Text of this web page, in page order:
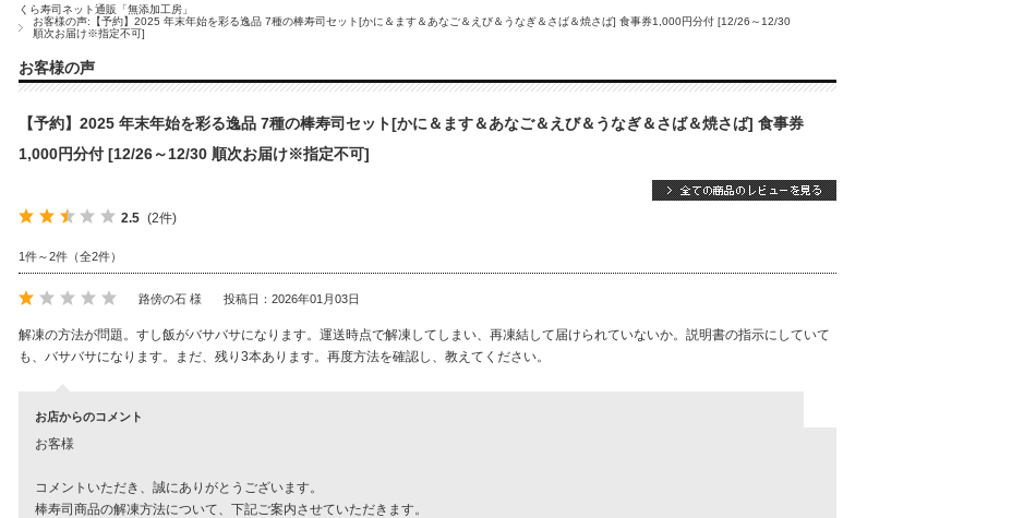
くら寿司ネット通販「無添加工房」
お客様の声:【予約】2025 年末年始を彩る逸品 7種の棒寿司セット[かに＆ます＆あなご＆えび＆うなぎ＆さば＆焼さば] 食事券1,000円分付 [12/26～12/30
順次お届け※指定不可]
お客様の声
【予約】2025 年末年始を彩る逸品 7種の棒寿司セット[かに＆ます＆あなご＆えび＆うなぎ＆さば＆焼さば] 食事券
1,000円分付 [12/26～12/30 順次お届け※指定不可]
2.5 (2件)
1件～2件（全2件）
路傍の石 様 投稿日：2026年01月03日
解凍の方法が問題。すし飯がバサバサになります。運送時点で解凍してしまい、再凍結して届けられていないか。説明書の指示にしていて
も、バサバサになります。まだ、残り3本あります。再度方法を確認し、教えてください。
お店からのコメント
お客様
コメントいただき、誠にありがとうございます。
棒寿司商品の解凍方法について、下記ご案内させていただきます。